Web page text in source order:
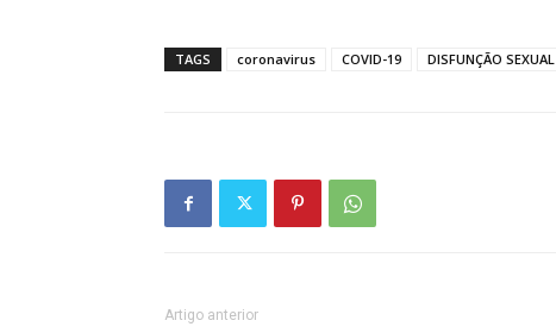
TAGS coronavirus COVID-19 DISFUNÇÃO SEXUAL
Artigo anterior